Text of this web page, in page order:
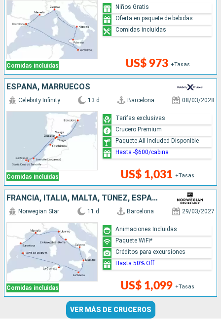
Comidas incluidas US$ 973 +Tasas
Niños Gratis
Oferta en paquete de bebidas
Comidas incluidas
ESPAÑA, MARRUECOS
Comidas incluidas
Celebrity Infinity 13 d Barcelona 08/03/2028
US$ 1,031 +Tasas
Tarifas exclusivas
Crucero Premium
Paquete All Included Disponible
Hasta -$600/cabina
FRANCIA, ITALIA, MALTA, TÚNEZ, ESPAÑA
Comidas incluidas
Norwegian Star 11 d Barcelona 29/03/2027
US$ 1,099 +Tasas
Animaciones Incluidas
Paquete WiFi*
Créditos para excursiones
Hasta 50% Off
VER MÁS DE CRUCEROS